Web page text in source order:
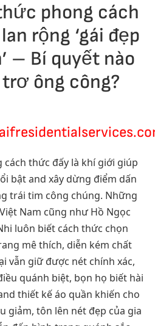
phong cách
rộng ‘gái đẹp
– Bí quyết nào
ông công?
thức đấy là khí giới giúp
bật and xây dừng điểm dấn
trái tim công chúng. Những
Nam cũng như Hồ Ngọc
luôn biết cách thức chọn
mê thích, diễn kém chất
vẫn giữ được nét chính xác,
quánh biệt, bọn họ biết hài
thiết kế áo quần khiến cho
giảm, tôn lên nét đẹp của gia